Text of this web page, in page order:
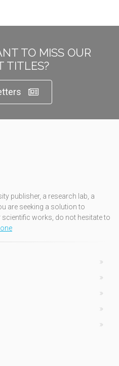
TO MISS OUR
TITLES?
publisher, a research lab, a
are seeking a solution to
works, do not hesitate to